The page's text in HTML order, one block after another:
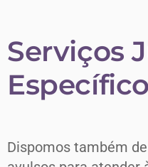
Serviços
Dispomos também